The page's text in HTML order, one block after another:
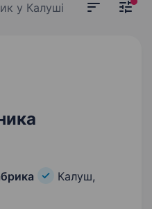
у Калуші
Калуш,